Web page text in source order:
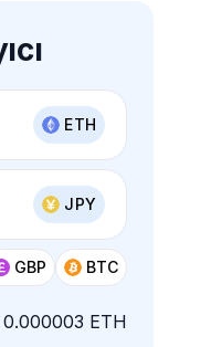
ETH
JPY
GBP BTC
0.000003 ETH